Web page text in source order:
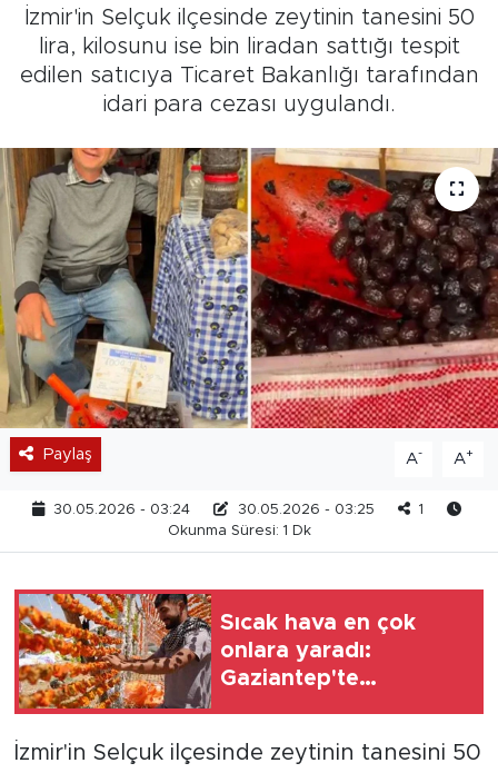
İzmir'in Selçuk ilçesinde zeytinin tanesini 50
lira, kilosunu ise bin liradan sattığı tespit
edilen satıcıya Ticaret Bakanlığı tarafından
idari para cezası uygulandı.
Paylaş A- A+
30.05.2026 - 03:24 30.05.2026 - 03:25
1
Okunma Süresi: 1 Dk
Sıcak hava en çok
onlara yaradı:
Gaziantep'te
İzmir'in Selçuk ilçesinde zeytinin tanesini 50